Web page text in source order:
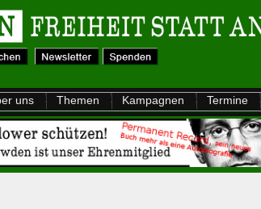
uns Themen Kampagnen Termine